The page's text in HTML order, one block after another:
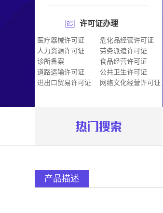
许可证办理
医疗器械许可证
危化品经营许可证
人力资源许可证
劳务派遣许可证
诊所备案
食品经营许可证
道路运输许可证
公共卫生许可证
进出口贸易许可证
网络文化经营许可证
产品描述